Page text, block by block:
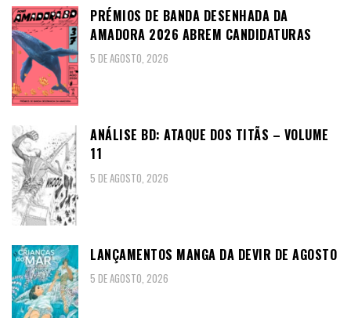
PRÉMIOS DE BANDA DESENHADA DA
AMADORA 2026 ABREM CANDIDATURAS
5 DE AGOSTO, 2026
ANÁLISE BD: ATAQUE DOS TITÃS – VOLUME
11
5 DE AGOSTO, 2026
LANÇAMENTOS MANGA DA DEVIR DE AGOSTO
5 DE AGOSTO, 2026